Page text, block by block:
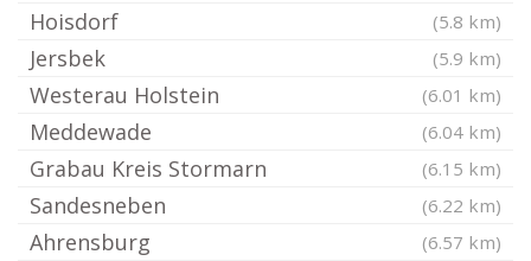
Hoisdorf (5.8 km)
Jersbek (5.9 km)
Westerau Holstein (6.01 km)
Meddewade (6.04 km)
Grabau Kreis Stormarn (6.15 km)
Sandesneben (6.22 km)
Ahrensburg (6.57 km)